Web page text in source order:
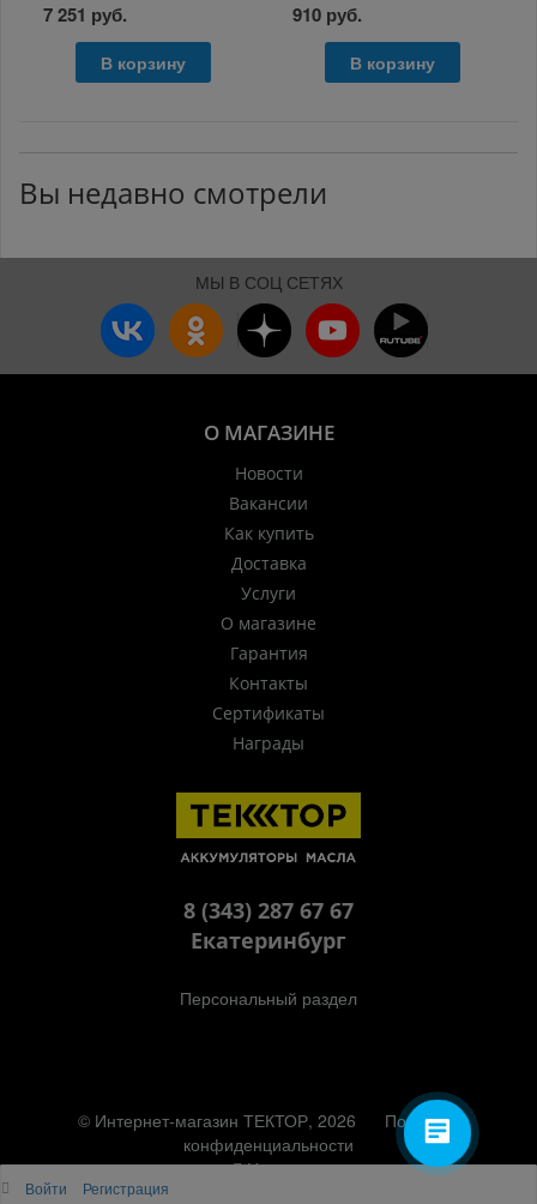
7 251 руб.
В корзину
910 руб.
В корзину
Вы недавно смотрели
МЫ В СОЦ СЕТЯХ
О МАГАЗИНЕ
Новости
Вакансии
Как купить
Доставка
Услуги
О магазине
Гарантия
Контакты
Сертификаты
Награды
8 (343) 287 67 67
Екатеринбург
Персональный раздел
© Интернет-магазин ТЕКТОР, 2026
Политика
конфиденциальности
Наверх
Войти Регистрация